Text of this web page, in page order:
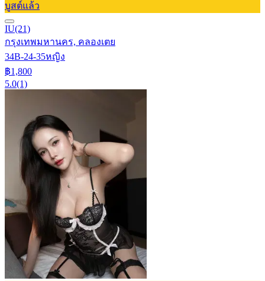
บูสต์แล้ว
IU(21)
กรุงเทพมหานคร, คลองเตย
34B-24-35หญิง
฿1,800
5.0(1)